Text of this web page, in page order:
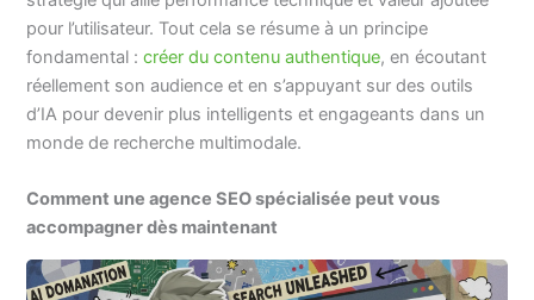
pour l’utilisateur. Tout cela se résume à un principe
fondamental :créer du contenu authentique, en écoutant
réellement son audience et en s’appuyant sur des outils
d’IA pour devenir plus intelligents et engageants dans un
monde de recherche multimodale.
Comment une agence SEO spécialisée peut vous
accompagner dès maintenant